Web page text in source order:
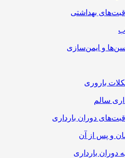
بهداشتی
و ایمن‌سازی
باروری
سالم
دوران بارداری
و پس از آن
دوران بارداری